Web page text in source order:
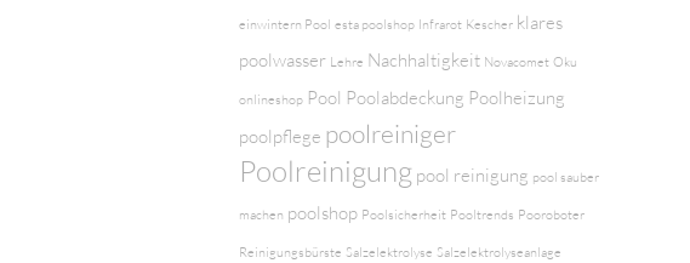
einwintern Pool esta poolshop Infrarot Kescher klares
poolwasser Lehre Nachhaltigkeit Novacomet Oku
onlineshop Pool Poolabdeckung Poolheizung
poolpflege poolreiniger
Poolreinigung pool reinigung pool sauber
machen poolshop Poolsicherheit Pooltrends Pooroboter
Reinigungsbürste Salzelektrolyse Salzelektrolyseanlage